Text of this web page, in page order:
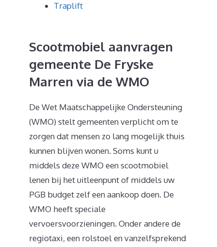
Traplift
Scootmobiel aanvragen
gemeente De Fryske
Marren via de WMO
De Wet Maatschappelijke Ondersteuning
(WMO) stelt gemeenten verplicht om te
zorgen dat mensen zo lang mogelijk thuis
kunnen blijven wonen. Soms kunt u
middels deze WMO een scootmobiel
lenen bij het uitleenpunt of middels uw
PGB budget zelf een aankoop doen. De
WMO heeft speciale
vervoersvoorzieningen. Onder andere de
regiotaxi, een rolstoel en vanzelfsprekend